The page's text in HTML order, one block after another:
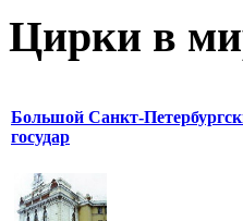
Цирки в
Большой Санкт-
государ